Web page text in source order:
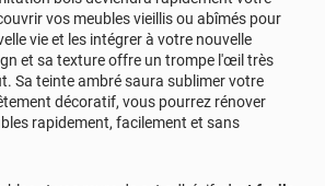
vos meubles vieillis ou abîmés pour
vie et les intégrer à votre nouvelle
et sa texture offre un trompe l'œil très
Sa teinte ambré saura sublimer votre
décoratif, vous pourrez rénover
rapidement, facilement et sans